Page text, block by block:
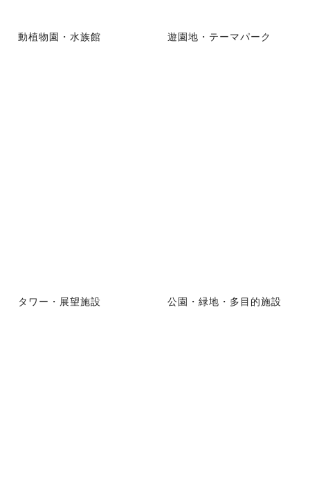
動植物園・水族館 遊園地・テーマパーク
タワー・展望施設 公園・緑地・多目的施設